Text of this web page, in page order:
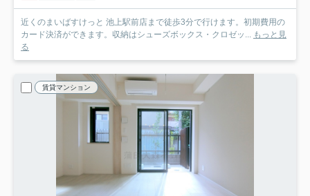
近くのまいばすけっと 池上駅前店まで徒歩3分で行けます。初期費用の
カード決済ができます。収納はシューズボックス・クロゼッ... もっと見
る
賃貸マンション